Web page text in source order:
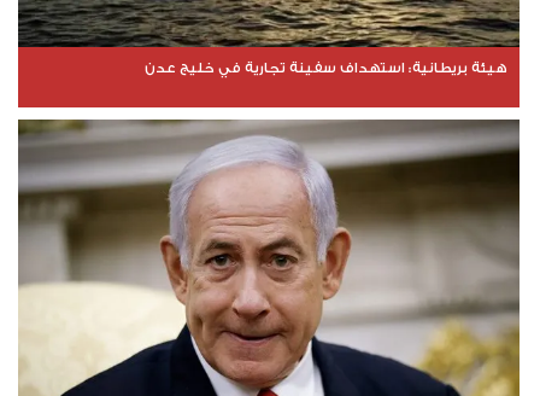
هيئة بريطانية: استهداف سفينة تجارية في خليج عدن